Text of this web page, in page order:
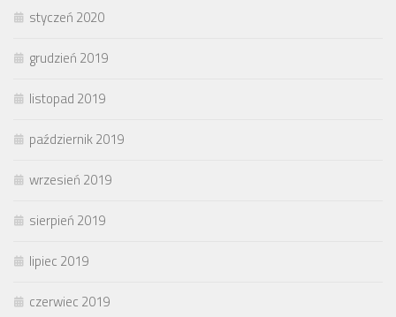
styczeń 2020
grudzień 2019
listopad 2019
październik 2019
wrzesień 2019
sierpień 2019
lipiec 2019
czerwiec 2019